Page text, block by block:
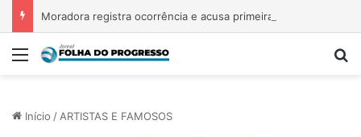
Menu
Início / ARTISTAS E FAMOSOS